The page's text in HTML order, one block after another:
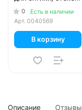
зеркал, из
микрофибры в
30 см
0
Есть в наличии
Арт. 0040569
В корзину
Описание Отзывы